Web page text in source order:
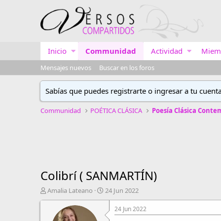
Inicio Communidad Actividad
Mensajes nuevos Buscar en los foros
Sabías que puedes registrarte o ingresar a tu
Communidad POÉTICA CLÁSICA Poesía Clásica
Colibrí ( SANMARTÍN)
A
u
Amalia Lateano
F
e
h
24 Jun 2022
24 Jun 2022